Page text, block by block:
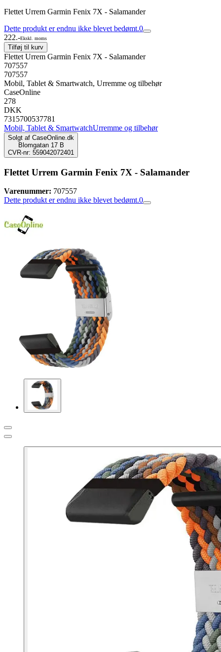
Flettet Urrem Garmin Fenix 7X - Salamander
Dette produkt er endnu ikke blevet bedømt.0
222.-Ekskl. moms
Tilføj til kurv
Flettet Urrem Garmin Fenix 7X - Salamander
707557
707557
Mobil, Tablet & Smartwatch, Urremme og tilbehør
CaseOnline
278
DKK
7315700537781
Mobil, Tablet & SmartwatchUrremme og tilbehør
Solgt af CaseOnline.dk
Blomgatan 17 B
CVR-nr: 559042072401
Flettet Urrem Garmin Fenix 7X - Salamander
Varenummer: 707557
Dette produkt er endnu ikke blevet bedømt.0